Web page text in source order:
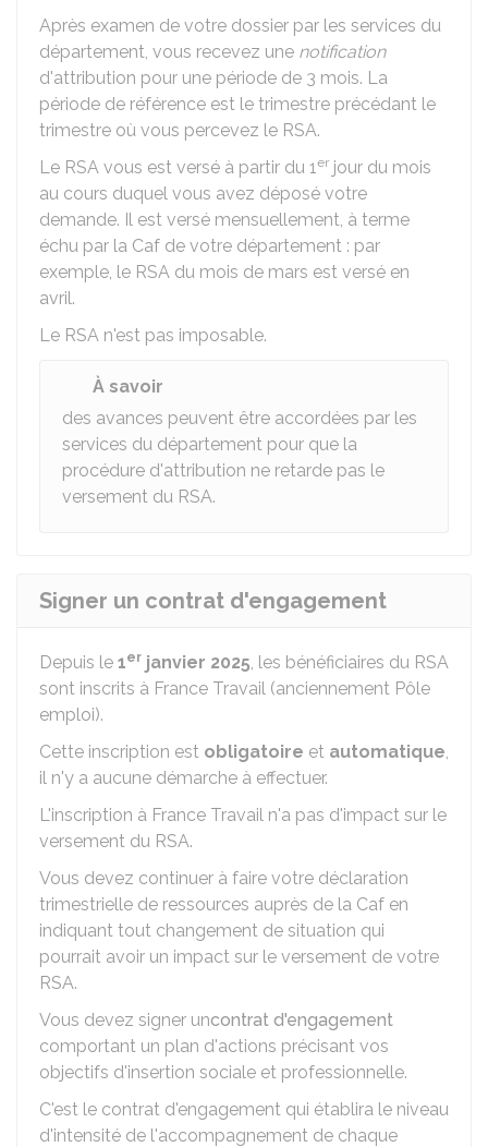
Après examen de votre dossier par les services du
département, vous recevez une notification
d'attribution pour une période de 3 mois. La
période de référence est le trimestre précédant le
trimestre où vous percevez le RSA.
Le RSA vous est versé à partir du 1er jour du mois
au cours duquel vous avez déposé votre
demande. Il est versé mensuellement, à terme
échu par la Caf de votre département : par
exemple, le RSA du mois de mars est versé en
avril.
Le RSA n'est pas imposable.
À savoir
des avances peuvent être accordées par les
services du département pour que la
procédure d'attribution ne retarde pas le
versement du RSA.
Signer un contrat d'engagement
Depuis le 1er janvier 2025, les bénéficiaires du RSA
sont inscrits à France Travail (anciennement Pôle
emploi).
Cette inscription est obligatoire et automatique,
il n'y a aucune démarche à effectuer.
L'inscription à France Travail n'a pas d'impact sur le
versement du RSA.
Vous devez continuer à faire votre déclaration
trimestrielle de ressources auprès de la Caf en
indiquant tout changement de situation qui
pourrait avoir un impact sur le versement de votre
RSA.
Vous devez signer uncontrat d'engagement
comportant un plan d'actions précisant vos
objectifs d'insertion sociale et professionnelle.
C'est le contrat d'engagement qui établira le niveau
d'intensité de l'accompagnement de chaque